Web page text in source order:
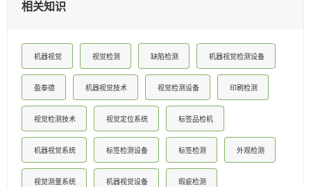
相关知识
机器视觉 视觉检测 缺陷检测 机器视觉检测设备
盈泰德 机器视觉技术 视觉检测设备 印刷检测
视觉检测技术 视觉定位系统 标签品检机
机器视觉系统 标签检测设备 标签检测 外观检测
视觉测量系统 机器视觉设备 瑕疵检测